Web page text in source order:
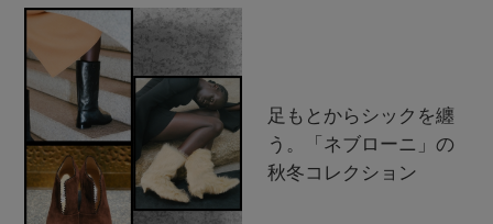
足もとからシックを纏
う。「ネブローニ」の
秋冬コレクション